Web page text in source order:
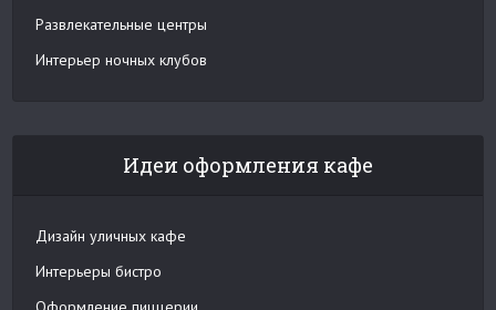
Развлекательные центры
Интерьер ночных клубов
Идеи оформления кафе
Дизайн уличных кафе
Интерьеры бистро